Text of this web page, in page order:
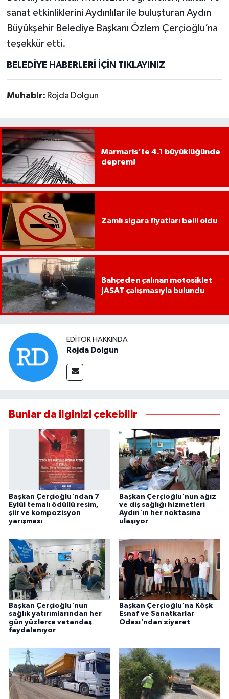
sanat etkinliklerini Aydınlılar ile buluşturan Aydın
Büyükşehir Belediye Başkanı Özlem Çerçioğlu’na
teşekkür etti.
BELEDİYE HABERLERİ İÇİN TIKLAYINIZ
Muhabir: Rojda Dolgun
Marmaris'te 4.1 büyüklüğünde
deprem!
Zamlı sigara fiyatları belli oldu
Bahçeden çalınan motosiklet
JASAT çalışmasıyla bulundu
EDITÖR HAKKINDA
Rojda Dolgun
Bunlar da ilginizi çekebilir
Başkan Çerçioğlu'ndan 7
Eylül temalı ödüllü resim,
şiir ve kompozisyon
yarışması
Başkan Çerçioğlu'nun ağız
ve diş sağlığı hizmetleri
Aydın'ın her noktasına
ulaşıyor
Başkan Çerçioğlu'nun
sağlık yatırımlarından her
gün yüzlerce vatandaş
faydalanıyor
Başkan Çerçioğlu'na Köşk
Esnaf ve Sanatkarlar
Odası'ndan ziyaret